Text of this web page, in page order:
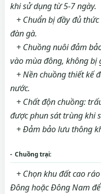
khi sử dụng từ 5-7 ngày.
+ Chuẩn bị đầy đủ
đàn gà.
+ Chuồng nuôi đảm
vào mùa đông, không bị
+ Nền chuồng thiết kế
nước.
+ Chất độn chuồng:
được phun sát trùng khi
+ Đảm bảo lưu thông
- Chuồng trại:
+ Chọn khu đất cao
Đông hoặc Đông Nam